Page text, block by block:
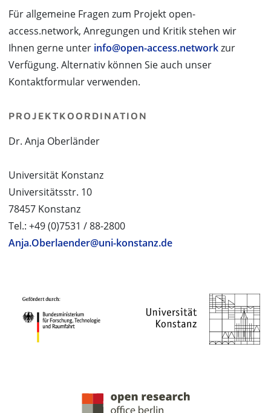
Für allgemeine Fragen zum Projekt open-
access.network, Anregungen und Kritik stehen wir
Ihnen gerne unter info@open-access.networkzur
Verfügung. Alternativ können Sie auch unser
Kontaktformular verwenden.
PROJEKTKOORDINATION
Dr. Anja Oberländer
Universität Konstanz
Universitätsstr. 10
78457 Konstanz
Tel.: +49 (0)7531 / 88-2800
Anja.Oberlaender@uni-konstanz.de